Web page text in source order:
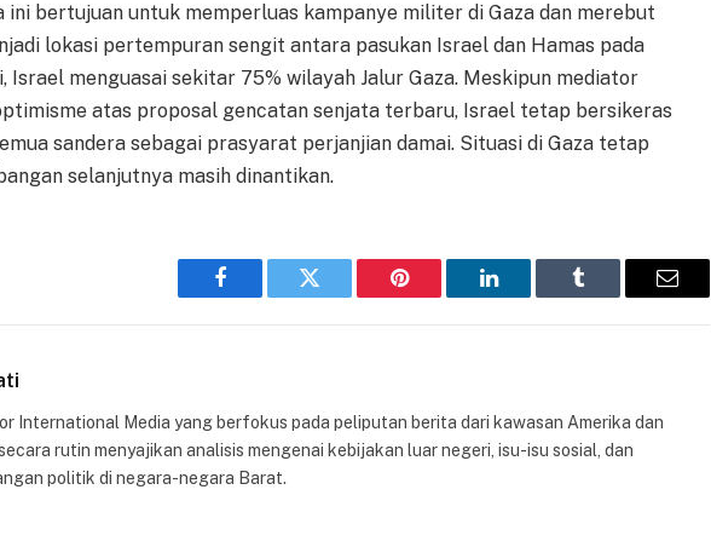
ini bertujuan untuk memperluas kampanye militer di Gaza dan merebut
lokasi pertempuran sengit antara pasukan Israel dan Hamas pada
Israel menguasai sekitar 75% wilayah Jalur Gaza. Meskipun mediator
atas proposal gencatan senjata terbaru, Israel tetap bersikeras
sandera sebagai prasyarat perjanjian damai. Situasi di Gaza tetap
selanjutnya masih dinantikan.
Facebook Twitter Pinterest LinkedIn Tumblr Email
International Media yang berfokus pada peliputan berita dari kawasan Amerika dan
rutin menyajikan analisis mengenai kebijakan luar negeri, isu-isu sosial, dan
politik di negara-negara Barat.